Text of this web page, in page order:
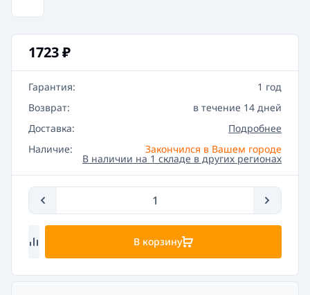
1723₽
Гарантия:
1 год
Возврат:
в течение 14 дней
Доставка:
Подробнее
Наличие:
Закончился в Вашем городе
В наличии на 1 складе в других регионах
В корзину